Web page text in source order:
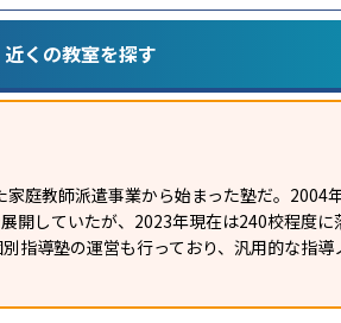
近くの教室を探す
庭教師派遣事業から始まった塾だ。2004
開していたが、2023年現在は240校程度
指導塾の運営も行っており、汎用的な指